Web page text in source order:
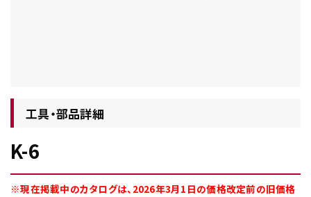
工具・部品詳細
K-6
※現在掲載中のカタログは、2026年3月1日の価格改定前の旧価格